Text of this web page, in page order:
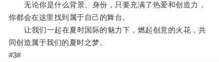
无论你是什么背景、身份，只要充满了热爱和创造力，
你都会在这里找到属于自己的舞台。
让我们一起在夏时国际的魅力下，燃起创意的火花，共
同创造属于我们的夏时之梦。
#3#